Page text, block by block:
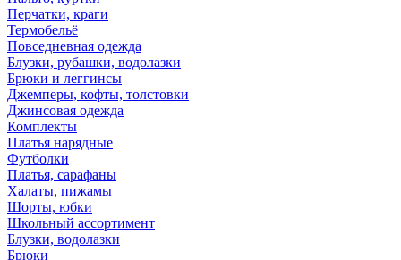
Перчатки, краги
Термобельё
Повседневная одежда
Блузки, рубашки, водолазки
Брюки и леггинсы
Джемперы, кофты, толстовки
Джинсовая одежда
Комплекты
Платья нарядные
Футболки
Платья, сарафаны
Халаты, пижамы
Шорты, юбки
Школьный ассортимент
Блузки, водолазки
Брюки